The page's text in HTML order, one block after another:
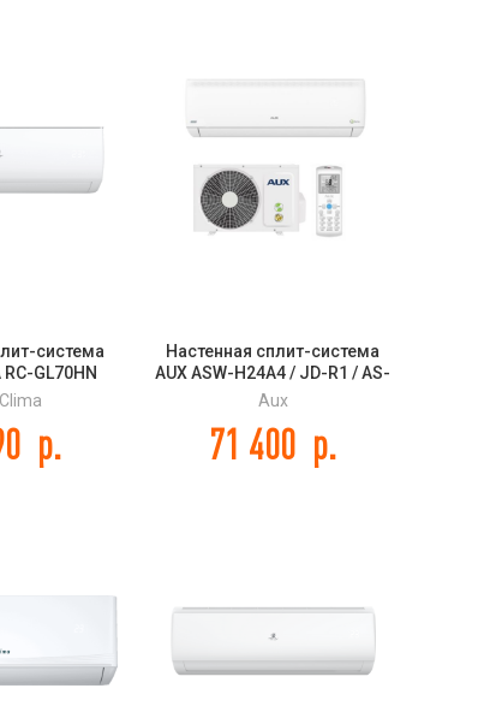
система
RC-GL70HN
р.
Настенная сплит-система
AUX ASW-H24A4 / JD-R1 / AS-
H24A4 / JD-R1 J ON-OFF
Aux
71 400 р.